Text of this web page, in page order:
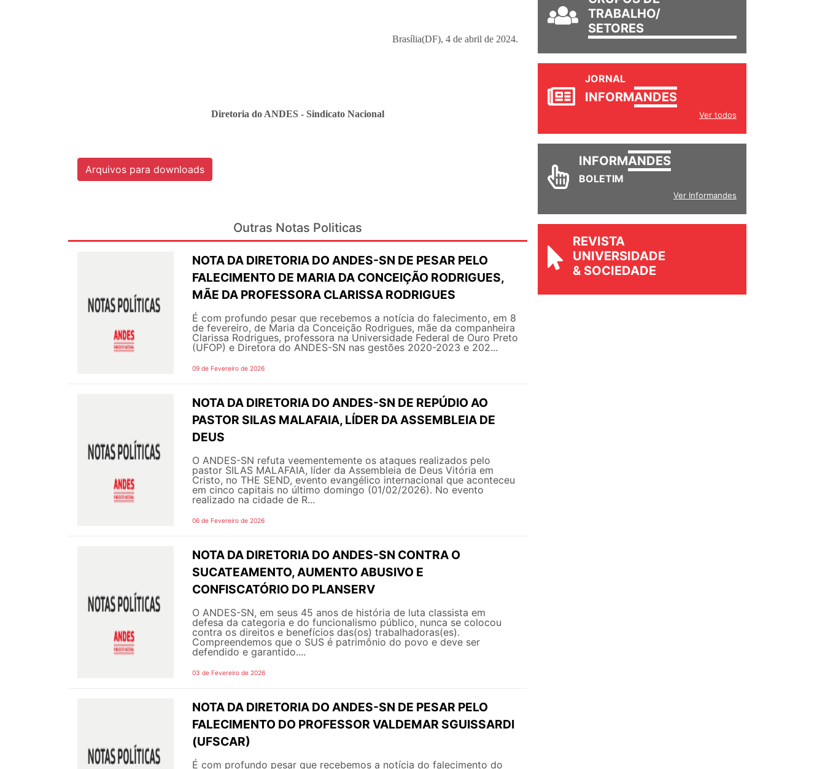
Brasília(DF), 4 de abril de 2024.
Diretoria do ANDES - Sindicato Nacional
Arquivos para downloads
Outras Notas Politicas
NOTA DA DIRETORIA DO ANDES-SN DE PESAR PELO
FALECIMENTO DE MARIA DA CONCEIÇÃO RODRIGUES,
MÃE DA PROFESSORA CLARISSA RODRIGUES
É com profundo pesar que recebemos a notícia do falecimento, em 8
de fevereiro, de Maria da Conceição Rodrigues, mãe da companheira
Clarissa Rodrigues, professora na Universidade Federal de Ouro Preto
(UFOP) e Diretora do ANDES-SN nas gestões 2020-2023 e 202...
09 de Fevereiro de 2026
NOTA DA DIRETORIA DO ANDES-SN DE REPÚDIO AO
PASTOR SILAS MALAFAIA, LÍDER DA ASSEMBLEIA DE
DEUS
O ANDES-SN refuta veementemente os ataques realizados pelo
pastor SILAS MALAFAIA, líder da Assembleia de Deus Vitória em
Cristo, no THE SEND, evento evangélico internacional que aconteceu
em cinco capitais no último domingo (01/02/2026). No evento
realizado na cidade de R...
06 de Fevereiro de 2026
NOTA DA DIRETORIA DO ANDES-SN CONTRA O
SUCATEAMENTO, AUMENTO ABUSIVO E
CONFISCATÓRIO DO PLANSERV
O ANDES-SN, em seus 45 anos de história de luta classista em
defesa da categoria e do funcionalismo público, nunca se colocou
contra os direitos e benefícios das(os) trabalhadoras(es).
Compreendemos que o SUS é patrimônio do povo e deve ser
defendido e garantido....
03 de Fevereiro de 2026
NOTA DA DIRETORIA DO ANDES-SN DE PESAR PELO
FALECIMENTO DO PROFESSOR VALDEMAR SGUISSARDI
(UFSCAR)
É com profundo pesar que recebemos a notícia do falecimento do
TRABALHO/
SETORES
JORNAL
INFORMANDES
Ver todos
INFORMANDES
BOLETIM
Ver Informandes
REVISTA
UNIVERSIDADE
& SOCIEDADE